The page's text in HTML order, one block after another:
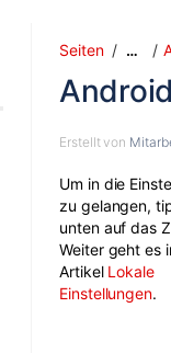
Seiten …
Erstellt von
Um in die
zu gelangen,
unten auf das
Weiter geht es
Artikel Lokale
Einstellungen.